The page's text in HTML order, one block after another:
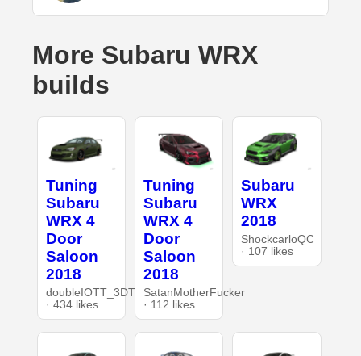
More Subaru WRX
builds
Tuning
Subaru
WRX 4
Door
Saloon
2018
doubleIOTT_3DT
· 434 likes
Tuning
Subaru
WRX 4
Door
Saloon
2018
SatanMotherFucker
· 112 likes
Subaru
WRX
2018
ShockcarloQC
· 107 likes